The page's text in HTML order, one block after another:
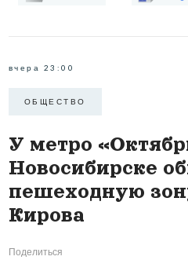
вчера 23:00
ОБЩЕСТВО
У метро
Новосибирске
пешеходную
Кирова
Поделиться